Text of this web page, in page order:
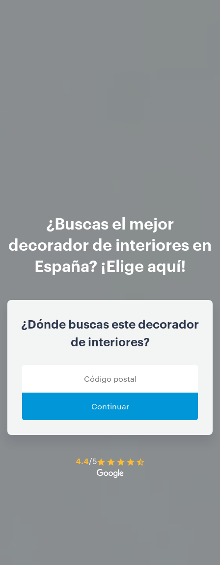
¿Buscas el mejor
decorador de interiores en
España? ¡Elige aquí!
¿Dónde buscas este decorador
de interiores?
Continuar
4.4/5